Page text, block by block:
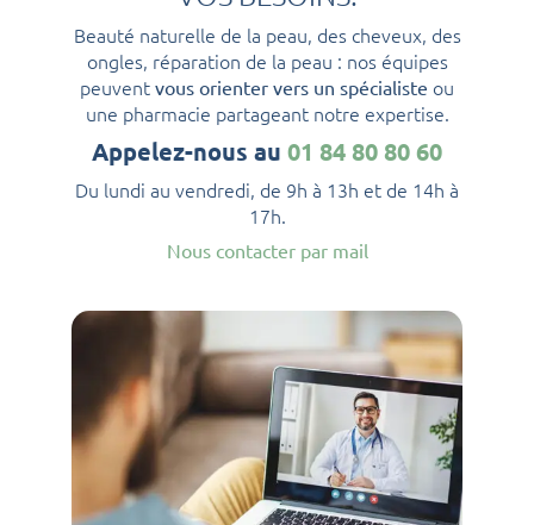
Beauté naturelle de la peau, des cheveux, des
ongles, réparation de la peau : nos équipes
peuvent vous orienter vers un spécialiste ou
une pharmacie partageant notre expertise.
Appelez-nous au 01 84 80 80 60
Du lundi au vendredi, de 9h à 13h et de 14h à
17h.
Nous contacter par mail